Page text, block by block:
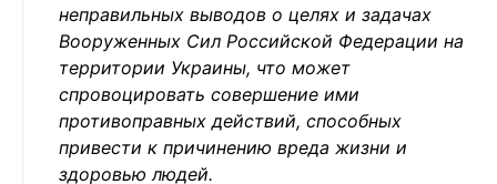
неправильных выводов о целях и задачах
Вооруженных Сил Российской Федерации на
территории Украины, что может
спровоцировать совершение ими
противоправных действий, способных
привести к причинению вреда жизни и
здоровью людей.